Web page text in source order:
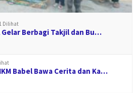
Dilihat
Gelar Berbagi Takjil dan Bu…
Babel Bawa Cerita dan Ka…